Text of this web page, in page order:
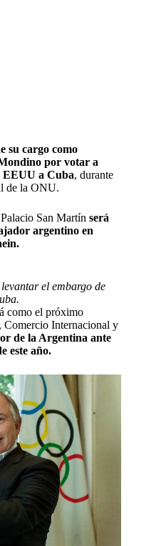
su cargo como
por votar a
EEUU a Cuba, durante
de la ONU.
San Martín será
argentino en
el embargo de
como el próximo
Comercio Internacional y
de la Argentina ante
este año.